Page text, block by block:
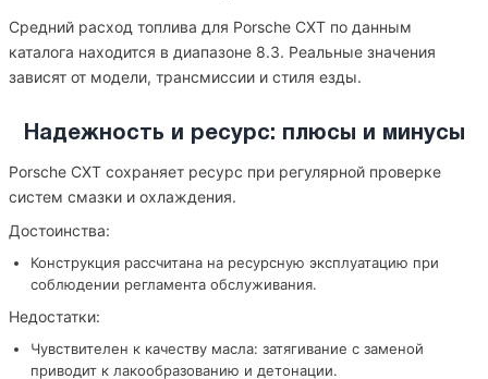
Средний расход топлива для Porsche CXT по данным
каталога находится в диапазоне 8.3. Реальные значения
зависят от модели, трансмиссии и стиля езды.
Надежность и ресурс: плюсы и минусы
Porsche CXT сохраняет ресурс при регулярной проверке
систем смазки и охлаждения.
Достоинства:
Конструкция рассчитана на ресурсную эксплуатацию при
соблюдении регламента обслуживания.
Недостатки:
Чувствителен к качеству масла: затягивание с заменой
приводит к лакообразованию и детонации.